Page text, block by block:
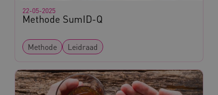
Methode SumID-Q
22-05-2025
Methode Leidraad
BCSessionID